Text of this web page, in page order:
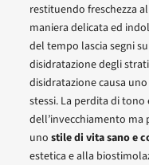
restituendo freschezza
maniera delicata ed
del tempo lascia segni
disidratazione degli
disidratazione causa
stessi. La perdita di
dell’invecchiamento ma
uno stile di vita sano e
estetica e alla